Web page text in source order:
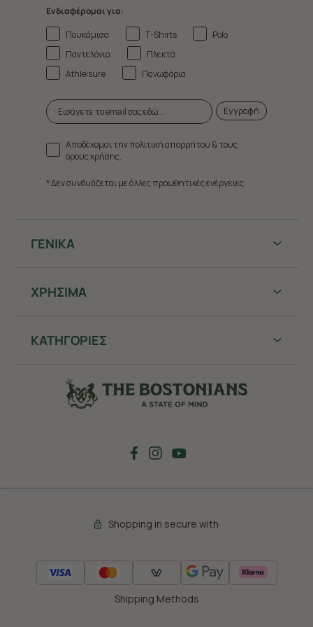
ΓΕΝΙΚΑ
ΧΡHΣΙΜΑ
ΚΑΤΗΓΟΡΙΕΣ
Ενδιαφέρομαι για:
Πουκάμισα
T-Shirts
Polo
Παντελόνια
Πλεκτά
Athleisure
Πανωφόρια
Εγγραφή
Αποδέχομαι την πολιτική απορρήτου & τους
όρους χρήσης.
* Δεν συνδυάζεται με άλλες προωθητικές ενέργειες.
Shopping in secure with
Shipping Methods